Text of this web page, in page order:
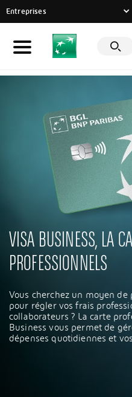
Entreprises
Particuliers
Entreprises
Engagements RSE
Actualités
Solutions innovantes
VISA BUSINESS, LA
PROFESSIONNELS
Vous cherchez un moyen
pour régler vos frais
collaborateurs ? La carte
Business vous permet de
dépenses quotidiennes et